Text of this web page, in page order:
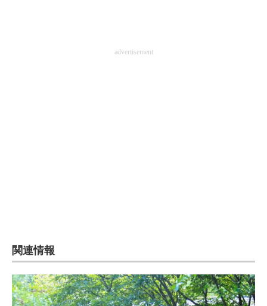
advertisement
関連情報